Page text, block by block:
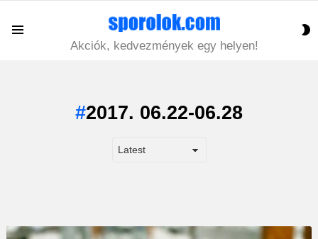
Akciók, kedvezmények egy helyen!
2017. 06.22-06.28